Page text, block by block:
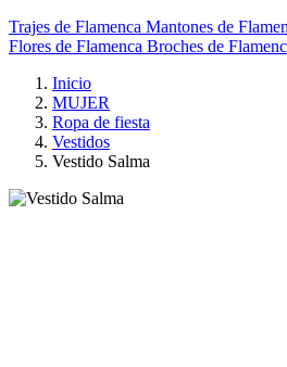
Trajes de Flamenca Mantones de
Flores de Flamenca Broches de
Inicio
MUJER
Ropa de fiesta
Vestidos
Vestido Salma